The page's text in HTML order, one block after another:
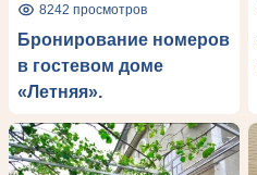
8242 просмотров
Бронирование номеров
в гостевом доме
«Летняя».